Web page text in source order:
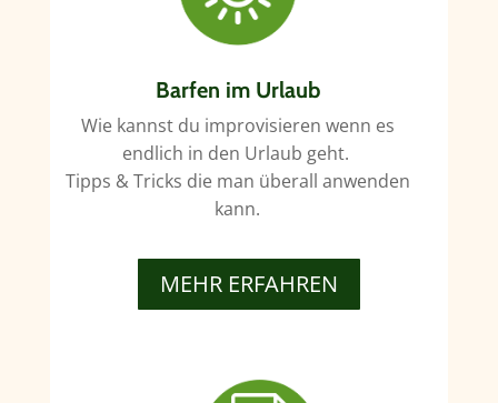
Barfen im Urlaub
Wie kannst du improvisieren wenn es
endlich in den Urlaub geht.
Tipps & Tricks die man überall anwenden
kann.
MEHR ERFAHREN